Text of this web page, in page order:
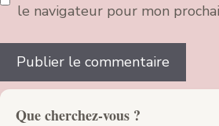
le navigateur pour mon
Que cherchez-vous ?